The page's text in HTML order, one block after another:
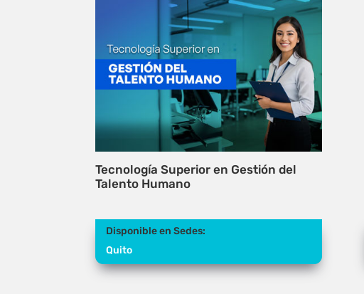
Tecnología Superior en Gestión del
Talento Humano
Disponible en Sedes:
Quito